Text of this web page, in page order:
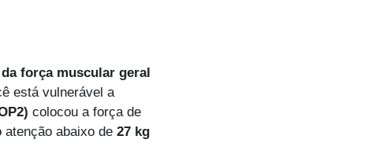
força muscular geral
está vulnerável a
colocou a força de
abaixo de 27 kg